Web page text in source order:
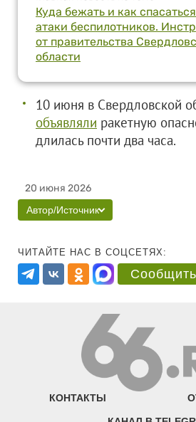
Куда бежать и как
атаки беспилотников.
от правительства
области
10 июня в Свердловской
объявляли ракетную
длилась почти два часа.
20 июня 2026
Автор/Источник
ЧИТАЙТЕ НАС В СОЦСЕТЯХ:
КОНТАКТЫ